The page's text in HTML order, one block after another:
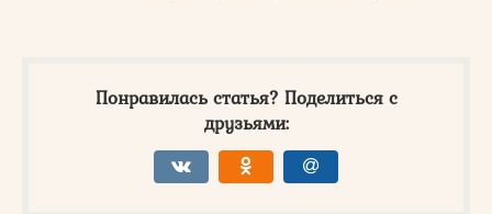
Понравилась статья? Поделиться с
друзьями: